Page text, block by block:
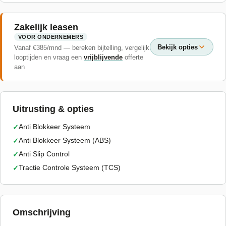
Zakelijk leasen
VOOR ONDERNEMERS
Vanaf €385/mnd — bereken bijtelling, vergelijk
looptijden en vraag een vrijblijvende offerte
aan
Bekijk opties
Uitrusting & opties
✓Anti Blokkeer Systeem
✓Anti Blokkeer Systeem (ABS)
✓Anti Slip Control
✓Tractie Controle Systeem (TCS)
Omschrijving